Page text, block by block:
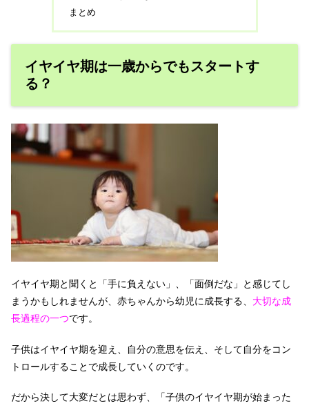
まとめ
イヤイヤ期は一歳からでもスタートす
る？
イヤイヤ期と聞くと「手に負えない」、「面倒だな」と感じてし
まうかもしれませんが、赤ちゃんから幼児に成長する、 大切な成
長過程の一つです。
子供はイヤイヤ期を迎え、自分の意思を伝え、そして自分をコン
トロールすることで成長していくのです。
だから決して大変だとは思わず、「子供のイヤイヤ期が始まった